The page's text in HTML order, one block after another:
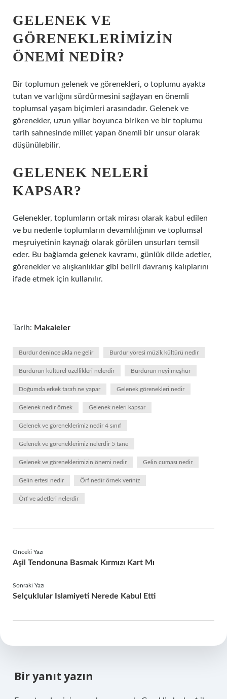
GELENEK VE
GÖRENEKLERIMIZIN
ÖNEMI NEDIR?
Bir toplumun gelenek ve görenekleri, o toplumu ayakta
tutan ve varlığını sürdürmesini sağlayan en önemli
toplumsal yaşam biçimleri arasındadır. Gelenek ve
görenekler, uzun yıllar boyunca biriken ve bir toplumu
tarih sahnesinde millet yapan önemli bir unsur olarak
düşünülebilir.
GELENEK NELERI
KAPSAR?
Gelenekler, toplumların ortak mirası olarak kabul edilen
ve bu nedenle toplumların devamlılığının ve toplumsal
meşruiyetinin kaynağı olarak görülen unsurları temsil
eder. Bu bağlamda gelenek kavramı, günlük dilde adetler,
görenekler ve alışkanlıklar gibi belirli davranış kalıplarını
ifade etmek için kullanılır.
Tarih: Makaleler
Burdur denince akla ne gelir Burdur yöresi müzik kültürü nedir
Burdurun kültürel özellikleri nelerdir Burdurun neyi meşhur
Doğumda erkek tarafı ne yapar Gelenek görenekleri nedir
Gelenek nedir örnek Gelenek neleri kapsar
Gelenek ve göreneklerimiz nedir 4 sınıf
Gelenek ve göreneklerimiz nelerdir 5 tane
Gelenek ve göreneklerimizin önemi nedir Gelin cuması nedir
Gelin ertesi nedir Örf nedir örnek veriniz
Örf ve adetleri nelerdir
Önceki Yazı
Aşil Tendonuna Basmak Kırmızı Kart Mı
Sonraki Yazı
Selçuklular Islamiyeti Nerede Kabul Etti
Bir yanıt yazın